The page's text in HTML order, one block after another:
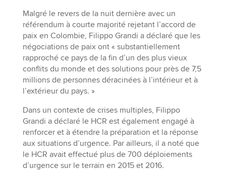
Malgré le revers de la nuit dernière avec un
référendum à courte majorité rejetant l’accord de
paix en Colombie, Filippo Grandi a déclaré que les
négociations de paix ont « substantiellement
rapproché ce pays de la fin d’un des plus vieux
conflits du monde et des solutions pour près de 7,5
millions de personnes déracinées à l’intérieur et à
l’extérieur du pays. »
Dans un contexte de crises multiples, Filippo
Grandi a déclaré le HCR est également engagé à
renforcer et à étendre la préparation et la réponse
aux situations d’urgence. Par ailleurs, il a noté que
le HCR avait effectué plus de 700 déploiements
d’urgence sur le terrain en 2015 et 2016.